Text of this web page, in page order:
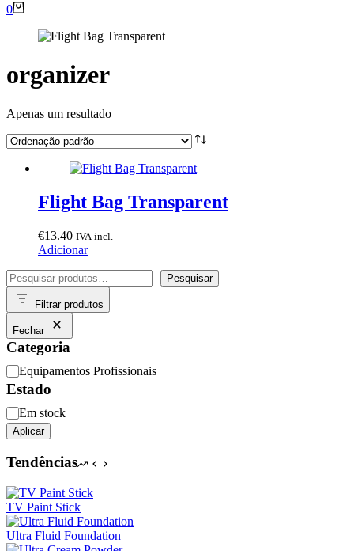
Carrinho
compras
0
organizer
Apenas um resultado
Flight Bag Transparent
€13.40 IVA incl.
Adicionar
Pesquisar
Pesquisar
Filtrar produtos
Fechar
Categoria
Categoria
Equipamentos Profissionais
Estado
Disponibilidade
Em stock
Aplicar
Tendências
TV Paint Stick
Ultra Fluid Foundation